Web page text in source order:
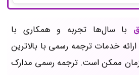
با سال‌ها تجربه و همکاری با
خدمات ترجمه رسمی با بالاترین
زمان ممکن است. ترجمه‌ رسمی مدارک